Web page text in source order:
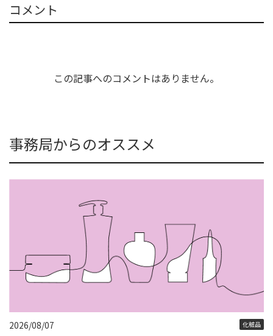
コメント
この記事へのコメントはありません。
事務局からのオススメ
2026/08/07 化粧品